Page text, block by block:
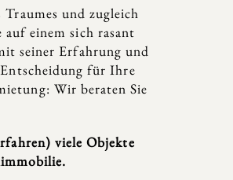
und zugleich
einem sich rasant
seiner Erfahrung und
für Ihre
Wir beraten Sie
viele Objekte